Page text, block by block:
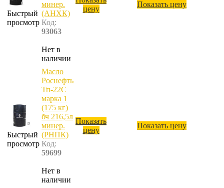
Быстрый
просмотр
минер.
(АНХК)
Код:
93063
Нет в
наличии
цену
Показать цену
Быстрый
просмотр
Масло
Роснефть
Тп-22С
марка 1
(175 кг)
бч 216,5л
минер.
(РНПК)
Код:
59699
Нет в
наличии
Показать
цену
Показать цену